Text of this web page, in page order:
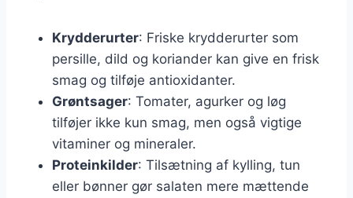
Krydderurter: Friske krydderurter som
persille, dild og koriander kan give en frisk
smag og tilføje antioxidanter.
Grøntsager: Tomater, agurker og løg
tilføjer ikke kun smag, men også vigtige
vitaminer og mineraler.
Proteinkilder: Tilsætning af kylling, tun
eller bønner gør salaten mere mættende